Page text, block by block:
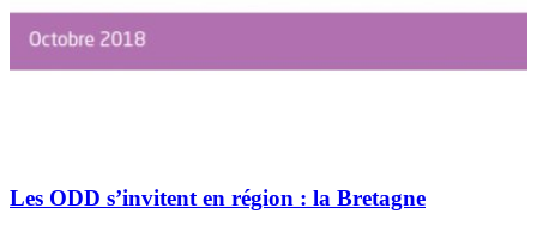
Les ODD s’invitent en région : la Bretagne